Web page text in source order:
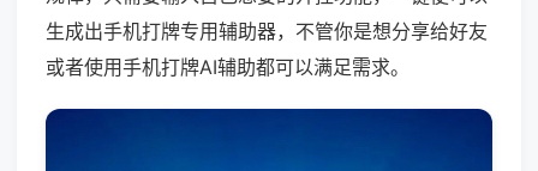
生成出手机打牌专用辅助器，不管你是想分享给好友
或者使用手机打牌AI辅助都可以满足需求。